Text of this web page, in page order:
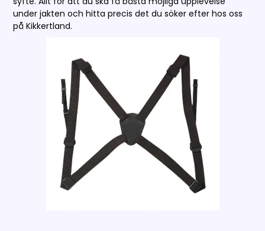
under jakten och hitta precis det du söker efter hos oss
på Kikkertland.